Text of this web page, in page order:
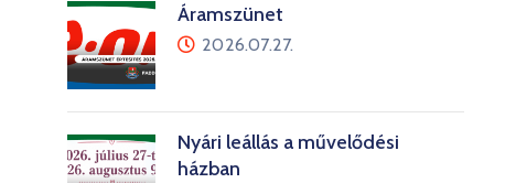
Áramszünet
2026.07.27.
Nyári leállás a művelődési
házban